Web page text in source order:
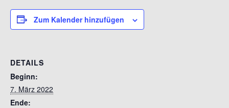
Zum Kalender hinzufügen
DETAILS
Beginn:
7. März 2022
Ende: